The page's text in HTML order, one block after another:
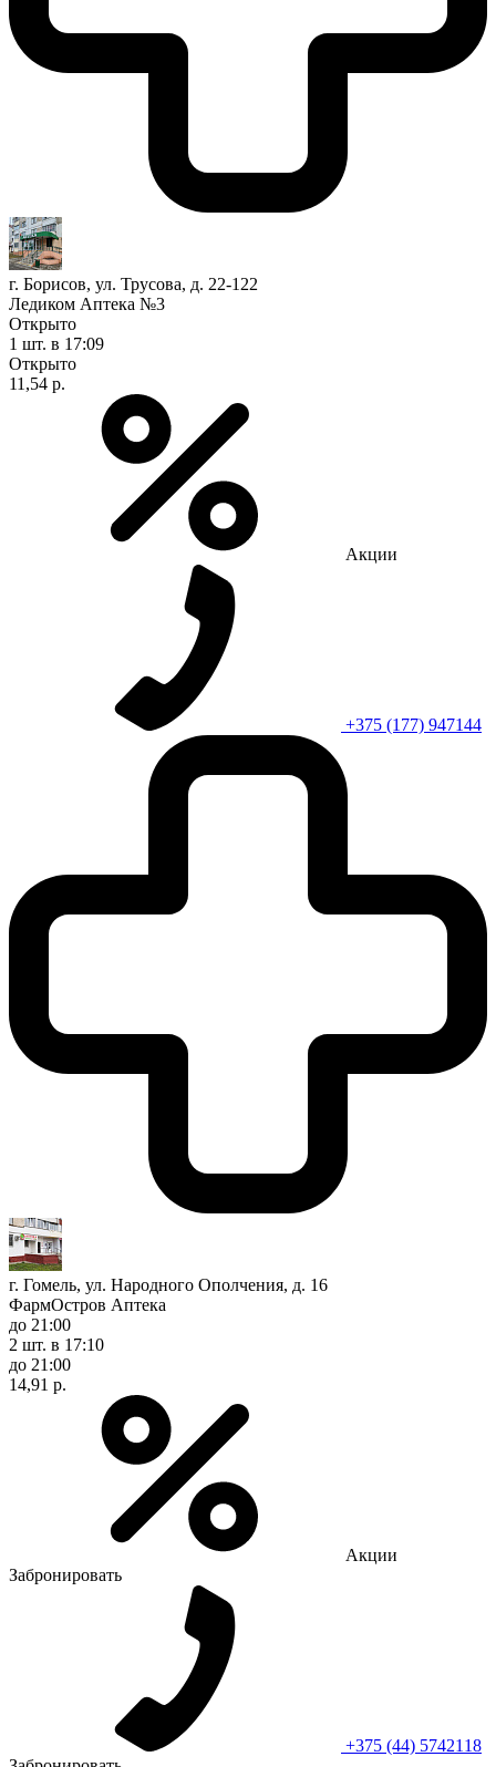
г. Борисов, ул. Трусова, д. 22-122
Ледиком Аптека №3
Открыто
1 шт. в 17:09
Открыто
11,54 р.
Акции
+375 (177) 947144
г. Гомель, ул. Народного Ополчения, д. 16
ФармОстров Аптека
до 21:00
2 шт. в 17:10
до 21:00
14,91 р.
Акции
Забронировать
+375 (44) 5742118